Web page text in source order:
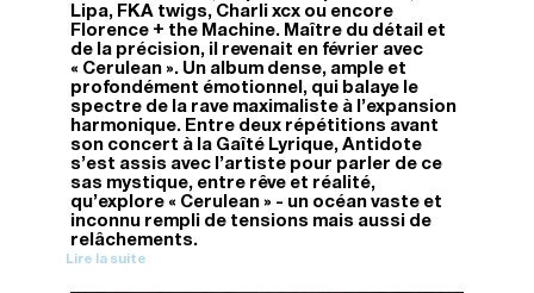
Lipa, FKA twigs, Charli xcx ou encore
Florence + the Machine. Maître du détail et
de la précision, il revenait en février avec
« Cerulean ». Un album dense, ample et
profondément émotionnel, qui balaye le
spectre de la rave maximaliste à l’expansion
harmonique. Entre deux répétitions avant
son concert à la Gaîté Lyrique, Antidote
s’est assis avec l’artiste pour parler de ce
sas mystique, entre rêve et réalité,
qu’explore « Cerulean » - un océan vaste et
inconnu rempli de tensions mais aussi de
relâchements.
Lire la suite